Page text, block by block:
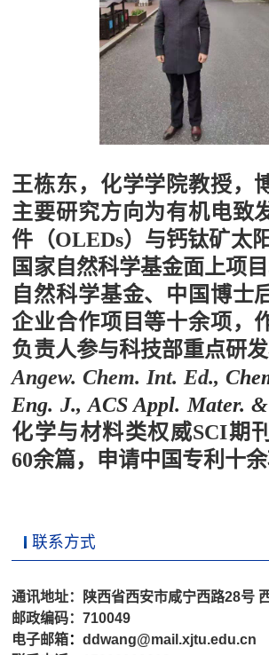
王栋东，化学学院教授，
主要研究方向为有机电致
件 （OLEDs）与钙钛矿太
国家自然科学基金面上项
自然科学基金、中国博士
企业合作项目等十余项，
负责人参与科技部重点研发
Angew. Chem. Int. Ed., C
Eng. J.,ACS Appl. Mater.
化学与材料类权威SCI期
60余篇，申请中国专利十余
联系方式
通讯地址：陕西省西安市咸宁西路28号
邮政编码：710049
电子邮箱：ddwang@mail.xjtu.edu.cn